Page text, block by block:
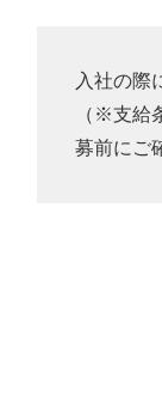
入社の際
（※支給
募前にご